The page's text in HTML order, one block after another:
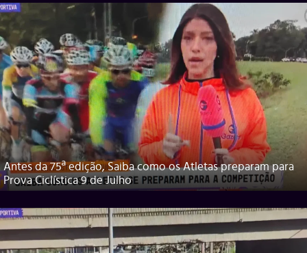
Antes da 75ª edição, Saiba como os Atletas preparam para
Prova Ciclística 9 de Julho